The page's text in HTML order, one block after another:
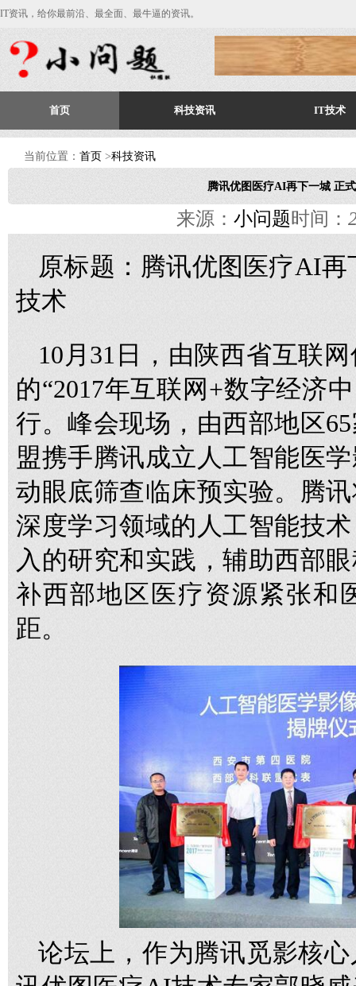
IT资讯，给你最前沿、最全面、最牛逼的资讯。
首页 科技资讯 IT技术
当前位置： 首页 >科技资讯
腾讯优图医疗AI再下一城 正
来源： 小问题时间：
原标题：腾讯优图医疗AI
技术
10月31日，由陕西省互联
的“2017年互联网+数字经济
行。峰会现场，由西部地区
盟携手腾讯成立人工智能医
动眼底筛查临床预实验。腾
深度学习领域的人工智能技
入的研究和实践，辅助西部
补西部地区医疗资源紧张和
距。
论坛上，作为腾讯觅影核